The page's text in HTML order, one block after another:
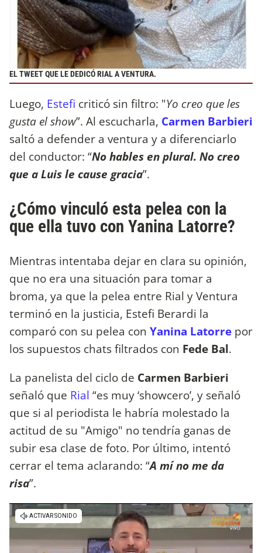
EL TWEET QUE LE DEDICÓ RIAL A VENTURA.
Luego, Estefi criticó sin filtro: "Yo creo que les
gusta el show”. Al escucharla, Carmen Barbieri
saltó a defender a ventura y a diferenciarlo
del conductor: “No hables en plural. No creo
que a Luis le cause gracia”.
¿Cómo vinculó esta pelea con la
que ella tuvo con Yanina Latorre?
Mientras intentaba dejar en clara su opinión,
que no era una situación para tomar a
broma, ya que la pelea entre Rial y Ventura
terminó en la justicia, Estefi Berardi la
comparó con su pelea con Yanina Latorre por
los supuestos chats filtrados con Fede Bal.
La panelista del ciclo de Carmen Barbieri
señaló que Rial “es muy ‘showcero’, y señaló
que si al periodista le habría molestado la
actitud de su "Amigo" no tendría ganas de
subir esa clase de foto. Por último, intentó
cerrar el tema aclarando: “A mí no me da
risa”.